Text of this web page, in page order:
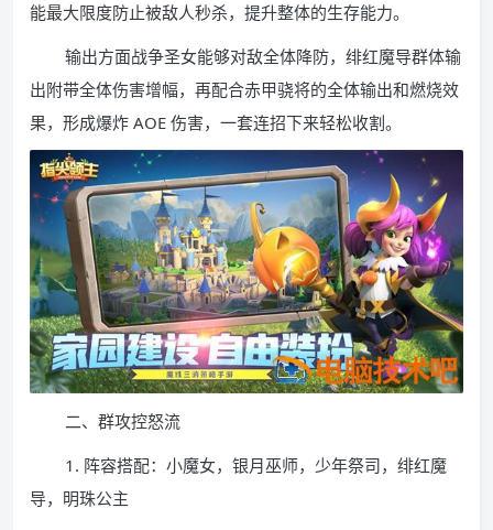
能最大限度防止被敌人秒杀，提升整体的生存能力。
输出方面战争圣女能够对敌全体降防，绯红魔导群体输
出附带全体伤害增幅，再配合赤甲骁将的全体输出和燃烧效
果，形成爆炸 AOE 伤害，一套连招下来轻松收割。
二、群攻控怒流
1. 阵容搭配：小魔女，银月巫师，少年祭司，绯红魔
导，明珠公主